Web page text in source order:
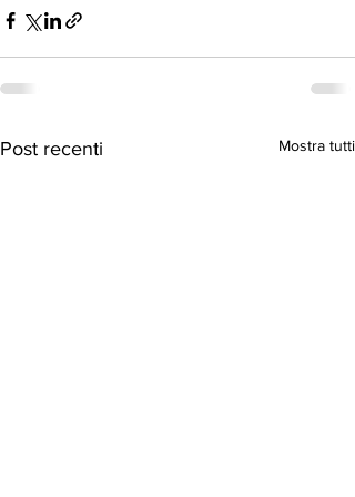
Post recenti Mostra tutti